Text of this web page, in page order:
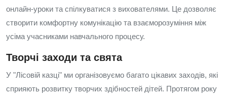
онлайн-уроки та спілкуватися з вихователями. Це дозволяє
створити комфортну комунікацію та взаєморозуміння між
усіма учасниками навчального процесу.
Творчі заходи та свята
У "Лісовій казці" ми організовуємо багато цікавих заходів, які
сприяють розвитку творчих здібностей дітей. Протягом року